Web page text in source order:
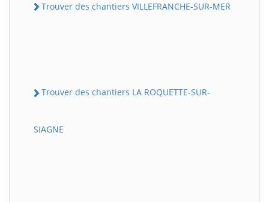
Trouver des chantiers VILLEFRANCHE-SUR-MER
Trouver des chantiers LA ROQUETTE-SUR-
SIAGNE